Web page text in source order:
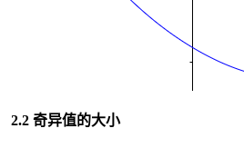
2.2 奇异值的大小